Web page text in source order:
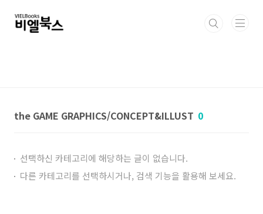
the GAME GRAPHICS/CONCEPT&ILLUST 0
선택하신 카테고리에 해당하는 글이 없습니다.
다른 카테고리를 선택하시거나, 검색 기능을 활용해 보세요.